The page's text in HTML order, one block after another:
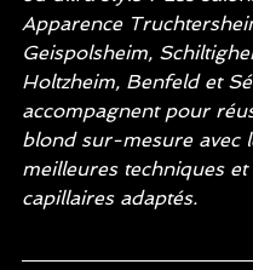
Apparence
Geispolsheim,
Holtzheim, Benfeld et
accompagnent pour
blond sur-mesure avec
meilleures techniques et
capillaires adaptés.